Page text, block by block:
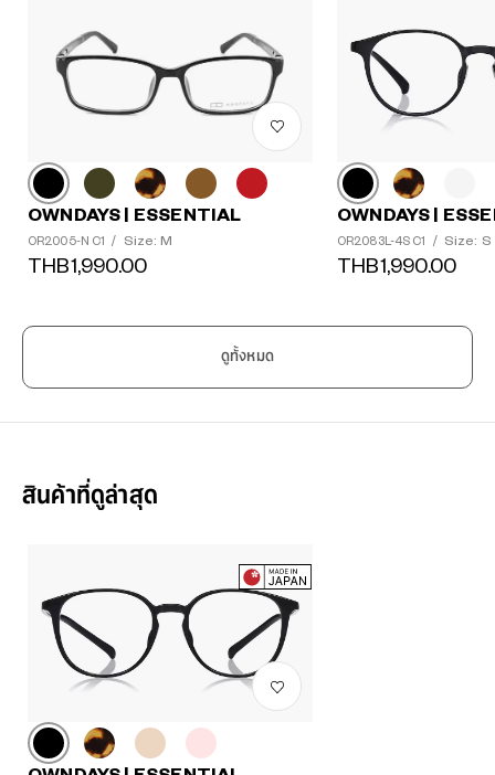
OWNDAYS | ESSENTIAL
OR2005-N C1 / Size: M
THB1,990.00
OWNDAYS |
OR2083L-4S C1 / Size: S
THB1,990.00
ดูทั้งหมด
สินค้าที่ดูล่าสุด